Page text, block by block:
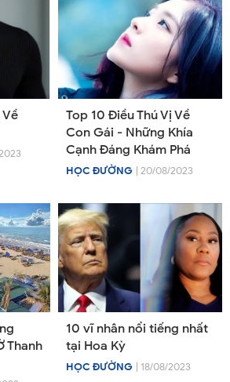
Về
Top 10 Điều Thú Vị Về
Con Gái - Những Khía
Cạnh Đáng Khám Phá
HỌC ĐƯỜNG | 20/08/2023
Thanh
10 vĩ nhân nổi tiếng nhất
tại Hoa Kỳ
HỌC ĐƯỜNG | 18/08/2023